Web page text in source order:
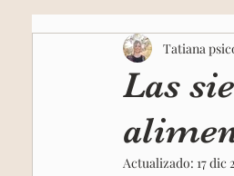
Mindfulness y meditación
Niño Interior Retiro
Las
Tatiana
Actualizado: 17 dic